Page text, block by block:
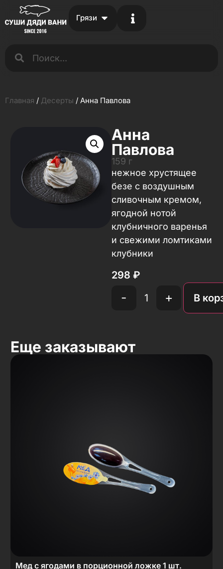
Грязи
Главная / Десерты / Анна Павлова
Анна
Павлова
159 г
нежное хрустящее
безе с воздушным
сливочным кремом,
ягодной нотой
клубничного варенья
и свежими ломтиками
клубники
298 ₽
- + В
Еще заказывают
Мед с ягодами в порционной ложке 1 шт.